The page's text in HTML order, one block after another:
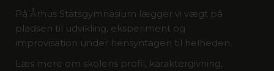
På Århus Statsgymnasium lægger vi vægt på
pladsen til udvikling, eksperiment og
improvisation under hensyntagen til helheden.
Læs mere om skolens profil, karaktergivning,